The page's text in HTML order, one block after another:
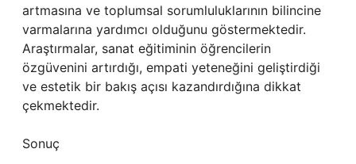
artmasına ve toplumsal sorumluluklarının bilincine
varmalarına yardımcı olduğunu göstermektedir.
Araştırmalar, sanat eğitiminin öğrencilerin
özgüvenini artırdığı, empati yeteneğini geliştirdiği
ve estetik bir bakış açısı kazandırdığına dikkat
çekmektedir.
Sonuç